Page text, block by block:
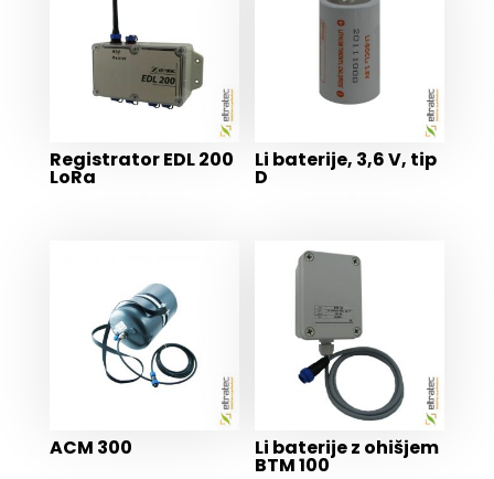
Registrator EDL 200
LoRa
Li baterije, 3,6 V, tip
D
ACM 300 Li baterije z ohišjem
BTM 100